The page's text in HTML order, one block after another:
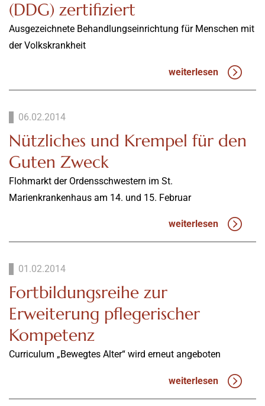
(DDG) zertifiziert
Ausgezeichnete Behandlungseinrichtung für Menschen mit
der Volkskrankheit
weiterlesen
06.02.2014
Nützliches und Krempel für den
Guten Zweck
Flohmarkt der Ordensschwestern im St.
Marienkrankenhaus am 14. und 15. Februar
weiterlesen
01.02.2014
Fortbildungsreihe zur
Erweiterung pflegerischer
Kompetenz
Curriculum „Bewegtes Alter“ wird erneut angeboten
weiterlesen